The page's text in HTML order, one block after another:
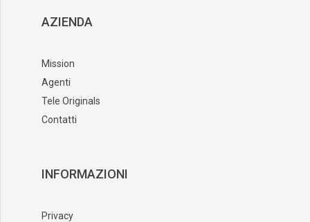
AZIENDA
Mission
Agenti
Tele Originals
Contatti
INFORMAZIONI
Privacy